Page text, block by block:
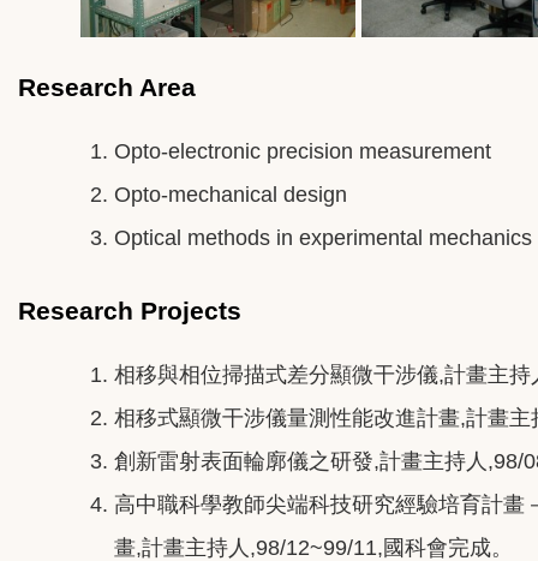
Research Area
Opto-electronic precision measurement
Opto-mechanical design
Optical methods in experimental mechanics
Research Projects
相移與相位掃描式差分顯微干涉儀,計畫主
相移式顯微干涉儀量測性能改進計畫,計畫
創新雷射表面輪廓儀之研發,計畫主持人,98/
高中職科學教師尖端科技研究經驗培育計
畫,計畫主持人,98/12~99/11,國科會完成。